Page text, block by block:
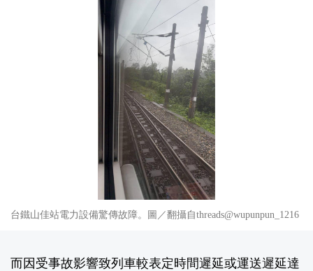
台鐵山佳站電力設備驚傳故障。圖／翻攝自threads@wupunpun_1216
而因受事故影響致列車較表定時間遲延或運送遲延達